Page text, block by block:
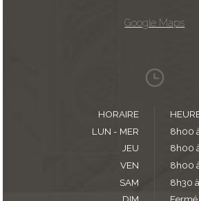
Google Maps
HORAIRE
LUN - MER
8h00
JEU
8h00
VEN
8h00
SAM
8h30